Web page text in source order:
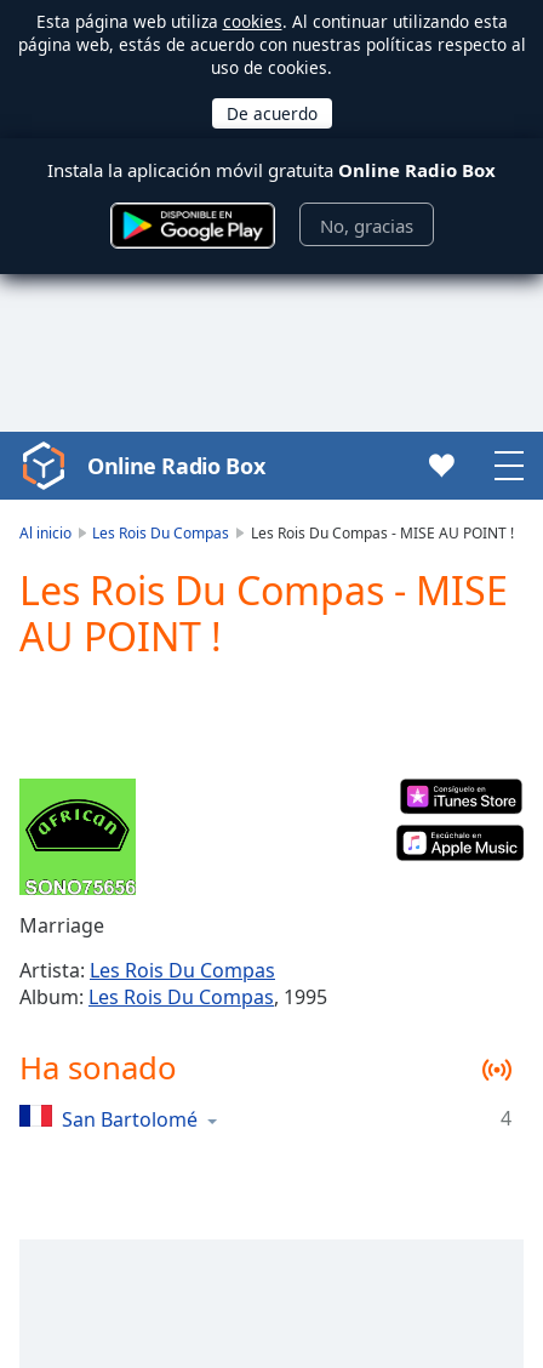
Esta página web utiliza cookies. Al continuar utilizando esta
página web, estás de acuerdo con nuestras políticas respecto al
uso de cookies.
Instala la aplicación móvil gratuita Online Radio Box
No, gracias
Video
Player
Play
Video
Play
Current
Time0:00
Duration-:-
Loaded:
Stream
TypeLIVE
Seek to
live,
liveLIVE
Online Radio Box
Al inicio Les Rois Du Compas Les Rois Du Compas - MISE AU POINT !
Les Rois Du Compas - MISE
AU POINT !
Marriage
Artista: Les Rois Du Compas
Album: Les Rois Du Compas, 1995
Ha sonado
San Bartolomé 4